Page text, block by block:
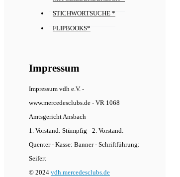
STICHWORTSUCHE *
FLIPBOOKS*
Impressum
Impressum vdh e.V. -
www.mercedesclubs.de - VR 1068
Amtsgericht Ansbach
1. Vorstand: Stümpfig - 2. Vorstand:
Quenter - Kasse: Banner - Schriftführung:
Seifert
© 2024 vdh.mercedesclubs.de